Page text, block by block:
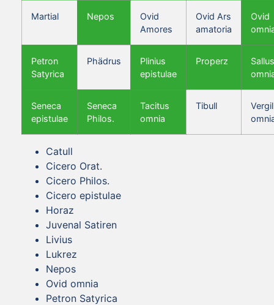
Martial Nepos
Ovid
Amores
Ovid Ars
amatoria
Ovid
Petron
Satyrica
Phädrus
Plinius
epistulae
Properz
Seneca
epistulae
Seneca
Philos.
Tacitus
omnia
Tibull
Vergil
Catull
Cicero Orat.
Cicero Philos.
Cicero epistulae
Horaz
Juvenal Satiren
Livius
Lukrez
Nepos
Ovid omnia
Petron Satyrica